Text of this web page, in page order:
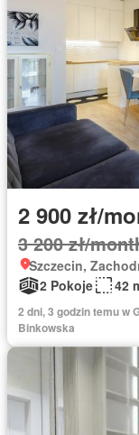
2 900 zł/
3 200 zł/
Szczecin,
2 Pokoje
42
2 dni, 3 godzin temu w
Binkowska